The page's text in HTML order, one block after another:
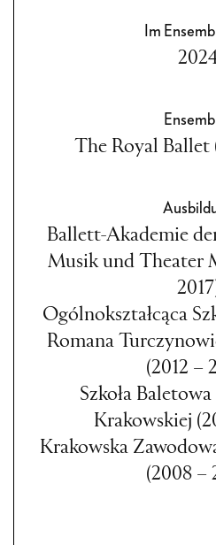
Im
The Royal Ballet
Ballett-Akademie
Musik und Theater
Ogólnokształcąca
Romana
(2012 –
Szkoła
Krakowskiej
Krakowska
(2008 –